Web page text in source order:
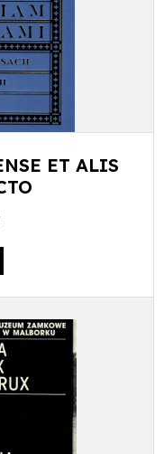
ET ALIS